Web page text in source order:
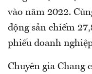
vào năm 2022.
động sản chiếm
phiếu doanh
Chuyên gia Chang